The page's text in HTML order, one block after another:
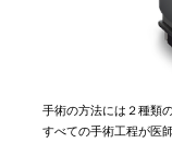
手術の方法には２種類
すべての手術工程が医